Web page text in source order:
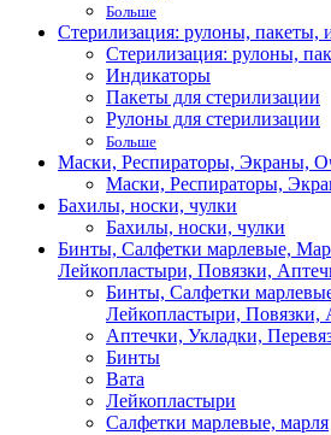
Больше
Стерилизация: рулоны, пакеты,
Стерилизация: рулоны,
Индикаторы
Пакеты для стерилизации
Рулоны для стерилизации
Больше
Маски, Респираторы, Экраны,
Маски, Респираторы,
Бахилы, носки, чулки
Бахилы, носки, чулки
Бинты, Салфетки марлевые,
Лейкопластыри, Повязки,
Бинты, Салфетки
Лейкопластыри, Повязки,
Аптечки, Укладки,
Бинты
Вата
Лейкопластыри
Салфетки марлевые, марля